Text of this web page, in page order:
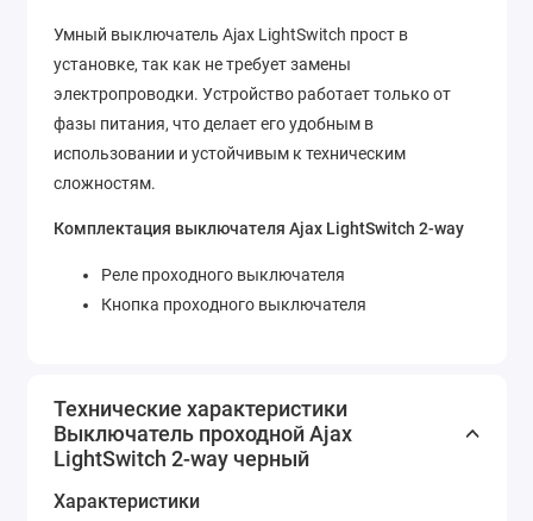
Умный выключатель Ajax LightSwitch прост в
установке, так как не требует замены
электропроводки. Устройство работает только от
фазы питания, что делает его удобным в
использовании и устойчивым к техническим
сложностям.
Комплектация выключателя Ajax LightSwitch 2-way
Реле проходного выключателя
Кнопка проходного выключателя
Технические характеристики
Выключатель проходной Ajax
LightSwitch 2-way черный
Характеристики